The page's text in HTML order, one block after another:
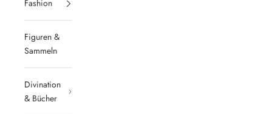
Fashion
Figuren &
Sammeln
Divination
& Bücher